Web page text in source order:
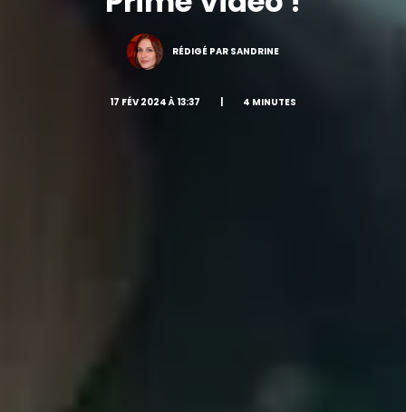
RÉDIGÉ PAR SANDRINE
17 FÉV 2024 À 13:37 4 MINUTES